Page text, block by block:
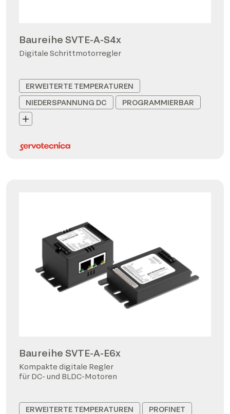
Baureihe SVTE-A-S4x
Digitale Schrittmotorregler
ERWEITERTE TEMPERATUREN
NIEDERSPANNUNG DC
PROGRAMMIERBAR
Baureihe SVTE-A-E6x
Kompakte digitale Regler
für DC- und BLDC-Motoren
ERWEITERTE TEMPERATUREN
PROFINET